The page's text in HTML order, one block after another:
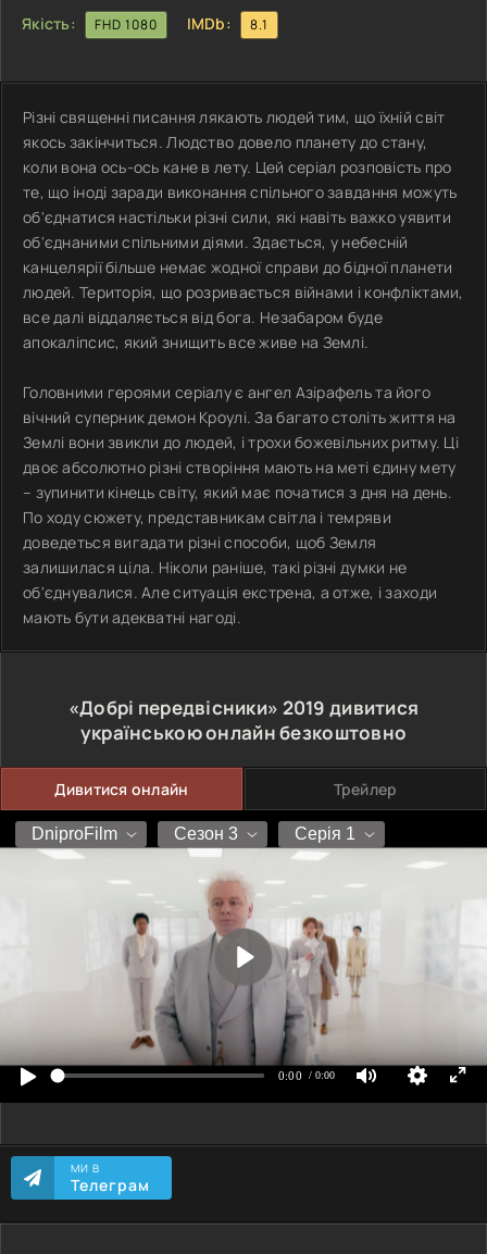
Якість:
FHD 1080 IMDb: 8.1
Різні священні писання лякають людей тим, що їхній світ
якось закінчиться. Людство довело планету до стану,
коли вона ось-ось кане в лету. Цей серіал розповість про
те, що іноді заради виконання спільного завдання можуть
об'єднатися настільки різні сили, які навіть важко уявити
об'єднаними спільними діями. Здається, у небесній
канцелярії більше немає жодної справи до бідної планети
людей. Територія, що розривається війнами і конфліктами,
все далі віддаляється від бога. Незабаром буде
апокаліпсис, який знищить все живе на Землі.
Головними героями серіалу є ангел Азірафель та його
вічний суперник демон Кроулі. За багато століть життя на
Землі вони звикли до людей, і трохи божевільних ритму. Ці
двоє абсолютно різні створіння мають на меті єдину мету
– зупинити кінець світу, який має початися з дня на день.
По ходу сюжету, представникам світла і темряви
доведеться вигадати різні способи, щоб Земля
залишилася ціла. Ніколи раніше, такі різні думки не
об'єднувалися. Але ситуація екстрена, а отже, і заходи
мають бути адекватні нагоді.
«Добрі передвісники» 2019 дивитися
українською онлайн безкоштовно
Дивитися онлайн Трейлер
МИ В
Телеграм